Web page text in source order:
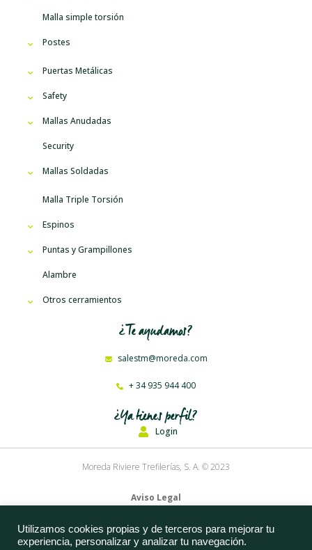
Malla simple torsión
Postes
Puertas Metálicas
Safety
Mallas Anudadas
Security
Mallas Soldadas
Malla Triple Torsión
Espinos
Puntas y Grampillones
Alambre
Otros cerramientos
¿Te ayudamos?
salestm@moreda.com
+ 34 935 944 400
¿Ya tienes perfil?
Login
Moreda Riviere Trefilerías, S. A. © 2023
Aviso Legal
Política de Cookies
Utilizamos cookies propias y de terceros para mejorar tu
experiencia, personalizar y analizar tu navegación.